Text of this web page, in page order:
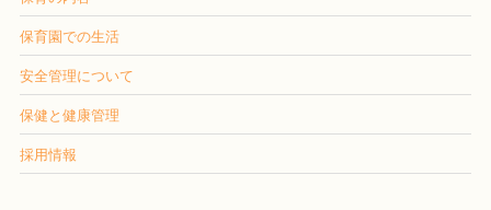
保育園での生活
安全管理について
保健と健康管理
採用情報